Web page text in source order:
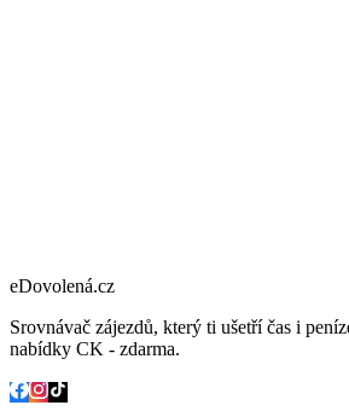
eDovolená.cz
Srovnávač zájezdů, který ti ušetří čas i
nabídky CK - zdarma.